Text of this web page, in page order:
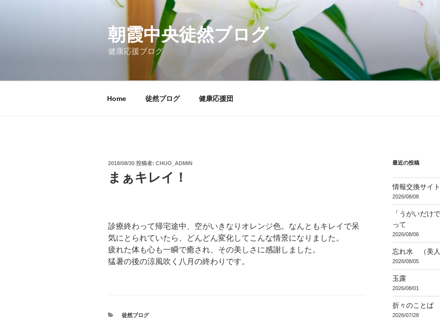
朝霞中央徒然ブログ
健康応援ブログ
Home 徒然ブログ 健康応援団
投
日:
2018/08/30 投稿者: CHUO_ADMIN
まぁキレイ！
診療終わって帰宅途中、空がいきなりオレンジ色。なんともキレイで呆
気にとられていたら、どんどん変化してこんな情景になりました。
疲れた体も心も一瞬で癒され、その美しさに感謝しました。
猛暑の後の涼風吹く八月の終わりです。
カ
徒然ブログ
最近の投稿
情報交換サイ
2026/08/08
「うがいだけ
って
2026/08/06
忘れ水 （美人
2026/08/05
玉露
2026/08/01
折々のことば
2026/07/28